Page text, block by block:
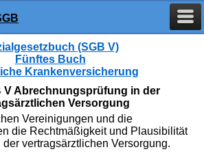
(SGB V)
Fünftes Buch
Krankenversicherung
V Abrechnungsprüfung in der
Versorgung
Vereinigungen und die
die Rechtmäßigkeit und Plausibilität
vertragsärztlichen Versorgung.